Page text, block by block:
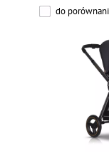
do